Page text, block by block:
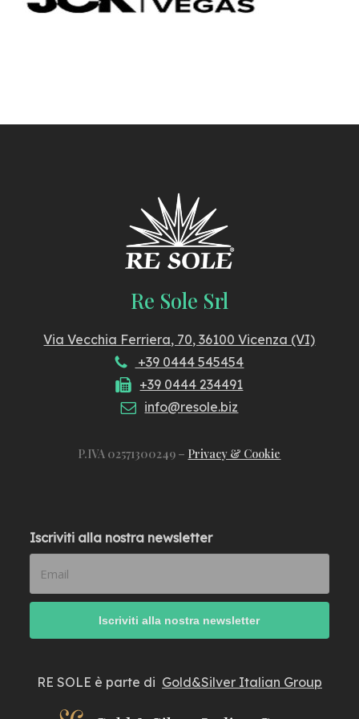
Re Sole Srl
Via Vecchia Ferriera, 70, 36100 Vicenza (VI)
+39 0444 545454
+39 0444 234491
info@resole.biz
P.IVA 02571300249 – Privacy & Cookie
Iscriviti alla nostra newsletter
RE SOLE è parte di Gold&Silver Italian Group